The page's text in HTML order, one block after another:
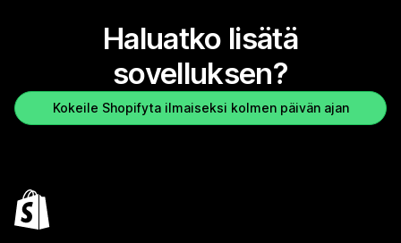
Haluatko lisätä
sovelluksen?
Kokeile Shopifyta ilmaiseksi kolmen päivän ajan